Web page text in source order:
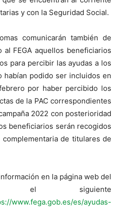
y con la Seguridad Social.
comunicarán también de
FEGA aquellos beneficiarios
para percibir las ayudas a los
podido ser incluidos en
por haber percibido los
de la PAC correspondientes
2022 con posterioridad
beneficiarios serán recogidos
de titulares de
en la página web del
siguiente
www.fega.gob.es/es/ayudas-